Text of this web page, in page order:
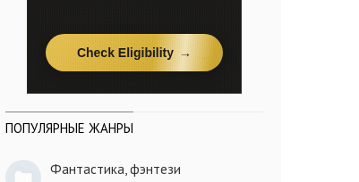
ПОПУЛЯРНЫЕ ЖАНРЫ
Фантастика, фэнтези